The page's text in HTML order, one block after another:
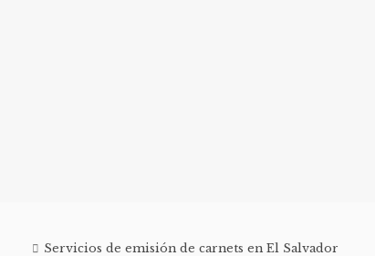
Servicios de emisión de carnets en El Salvador